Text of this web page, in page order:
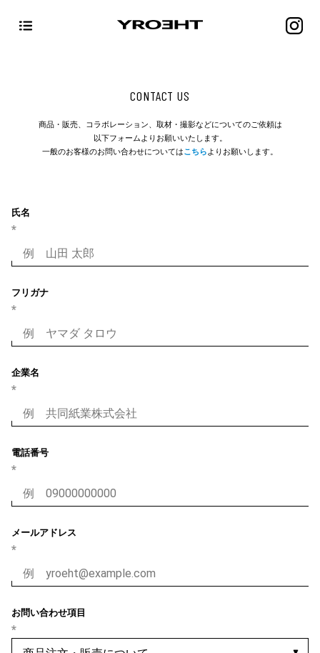
商品・販売、コラボレーション、取材・撮影などについてのご依頼は
以下フォームよりお願いいたします。
一般のお客様のお問い合わせについてはこちらよりお願いします。
氏名
フリガナ
企業名
電話番号
メールアドレス
お問い合わせ項目